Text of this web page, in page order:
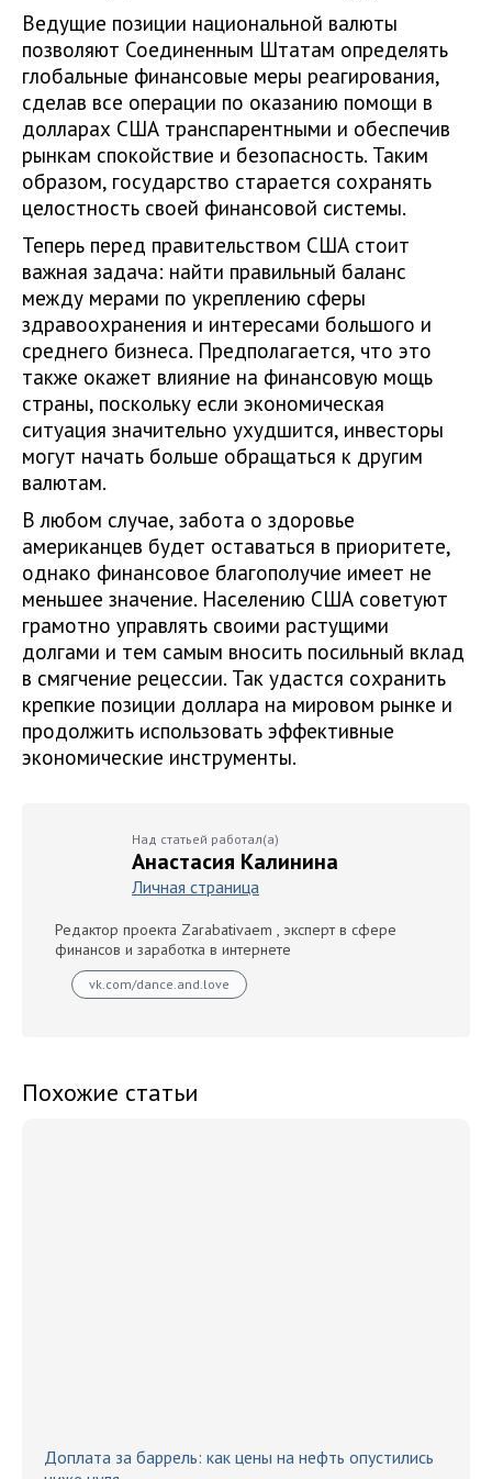
Ведущие позиции национальной валюты
позволяют Соединенным Штатам определять
глобальные финансовые меры реагирования,
сделав все операции по оказанию помощи в
долларах США транспарентными и обеспечив
рынкам спокойствие и безопасность. Таким
образом, государство старается сохранять
целостность своей финансовой системы.
Теперь перед правительством США стоит
важная задача: найти правильный баланс
между мерами по укреплению сферы
здравоохранения и интересами большого и
среднего бизнеса. Предполагается, что это
также окажет влияние на финансовую мощь
страны, поскольку если экономическая
ситуация значительно ухудшится, инвесторы
могут начать больше обращаться к другим
валютам.
В любом случае, забота о здоровье
американцев будет оставаться в приоритете,
однако финансовое благополучие имеет не
меньшее значение. Населению США советуют
грамотно управлять своими растущими
долгами и тем самым вносить посильный вклад
в смягчение рецессии. Так удастся сохранить
крепкие позиции доллара на мировом рынке и
продолжить использовать эффективные
экономические инструменты.
Над статьей работал(а)
Анастасия Калинина
Личная страница
Редактор проекта Zarabativaem , эксперт в сфере
финансов и заработка в интернете
vk.com/dance.and.love
Похожие статьи
Доплата за баррель: как цены на нефть опустились